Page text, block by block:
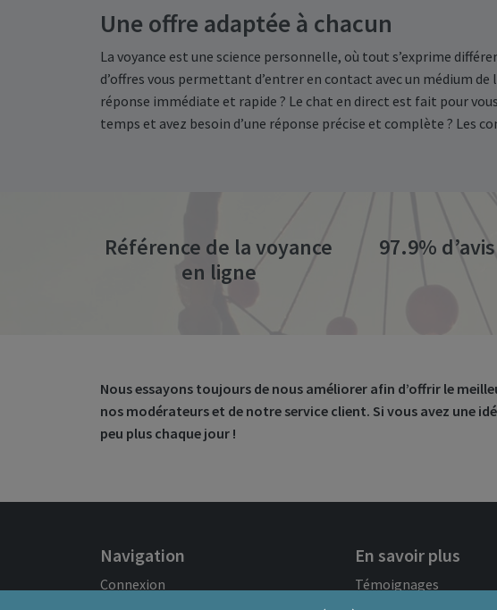
Une offre adaptée à chacun
La voyance est une science personnelle, où tout s’exprime
d’offres vous permettant d’entrer en contact avec un médium
réponse immédiate et rapide ? Le chat en direct est fait pour
temps et avez besoin d’une réponse précise et complète ? Les
Référence de la voyance
en ligne
97.9%
Nous essayons toujours de nous améliorer afin d’offrir le
nos modérateurs et de notre service client. Si vous avez une
peu plus chaque jour !
Navigation
Connexion
En savoir plus
Témoignages